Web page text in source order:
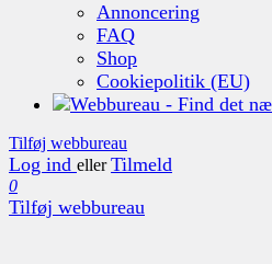
Annoncering
FAQ
Shop
Cookiepolitik (EU)
Tilføj webbureau
Log ind eller Tilmeld
0
Tilføj webbureau